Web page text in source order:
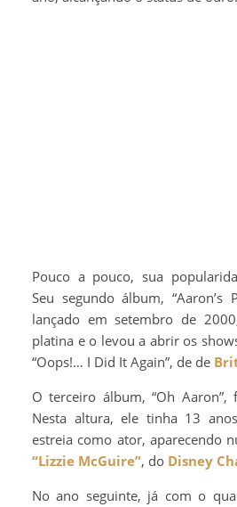
Pouco a pouco, sua
Seu segundo álbum, “Aaron’s
lançado em setembro de
platina e o levou a abrir os
“Oops!… I Did It Again”, de de
O terceiro álbum, “Oh
Nesta altura, ele tinha 13
estreia como ator, aparecendo
“Lizzie McGuire”, do Disney
No ano seguinte, já com o